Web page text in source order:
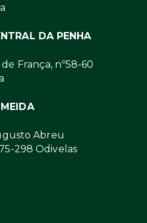
DA PENHA
França, nº58-60
Abreu
298 Odivelas